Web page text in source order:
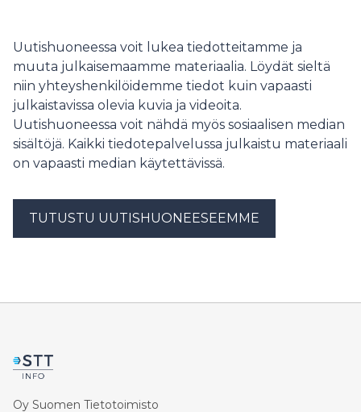
2035 mennessä. Yhdessä toimintaympäristön
muutosten kanssa tämä muokkaa metsäpalveluita,
metsäammattilaisten työtä ja koko metsätalouden
kestävyyttä.
Uutishuoneessa voit lukea tiedotteitamme ja
muuta julkaisemaamme materiaalia. Löydät sieltä
niin yhteyshenkilöidemme tiedot kuin vapaasti
julkaistavissa olevia kuvia ja videoita.
Uutishuoneessa voit nähdä myös sosiaalisen median
sisältöjä. Kaikki tiedotepalvelussa julkaistu materiaali
on vapaasti median käytettävissä.
TUTUSTU UUTISHUONEESEEMME
Oy Suomen Tietotoimisto